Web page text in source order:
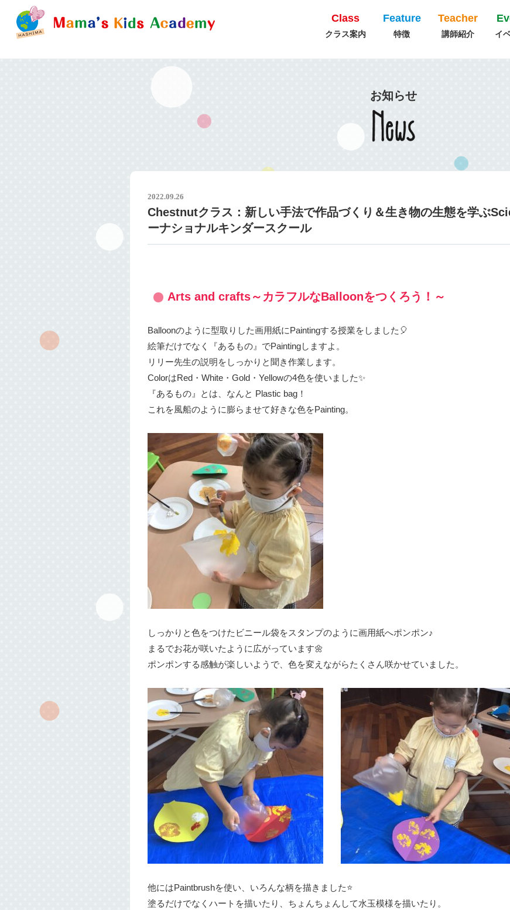
Class
クラス案内
Feature
特徴
Teacher
講師紹介 イ
お知らせ
2022.09.26
Chestnutクラス：新しい手法で作品づくり＆生き物の生態を学ぶ
ーナショナルキンダースクール
Arts and crafts～カラフルなBalloonをつくろう！～
Balloonのように型取りした画用紙にPaintingする授業をしました🎈
絵筆だけでなく『あるもの』でPaintingしますよ。
リリー先生の説明をしっかりと聞き作業します。
ColorはRed・White・Gold・Yellowの4色を使いました✨
『あるもの』とは、なんと Plastic bag！
これを風船のように膨らませて好きな色をPainting。
しっかりと色をつけたビニール袋をスタンプのように画用紙へポンポン♪
まるでお花が咲いたように広がっています🌼
ポンポンする感触が楽しいようで、色を変えながらたくさん咲かせていました。
他にはPaintbrushを使い、いろんな柄を描きました⭐️
塗るだけでなくハートを描いたり、ちょんちょんして水玉模様を描いたり。